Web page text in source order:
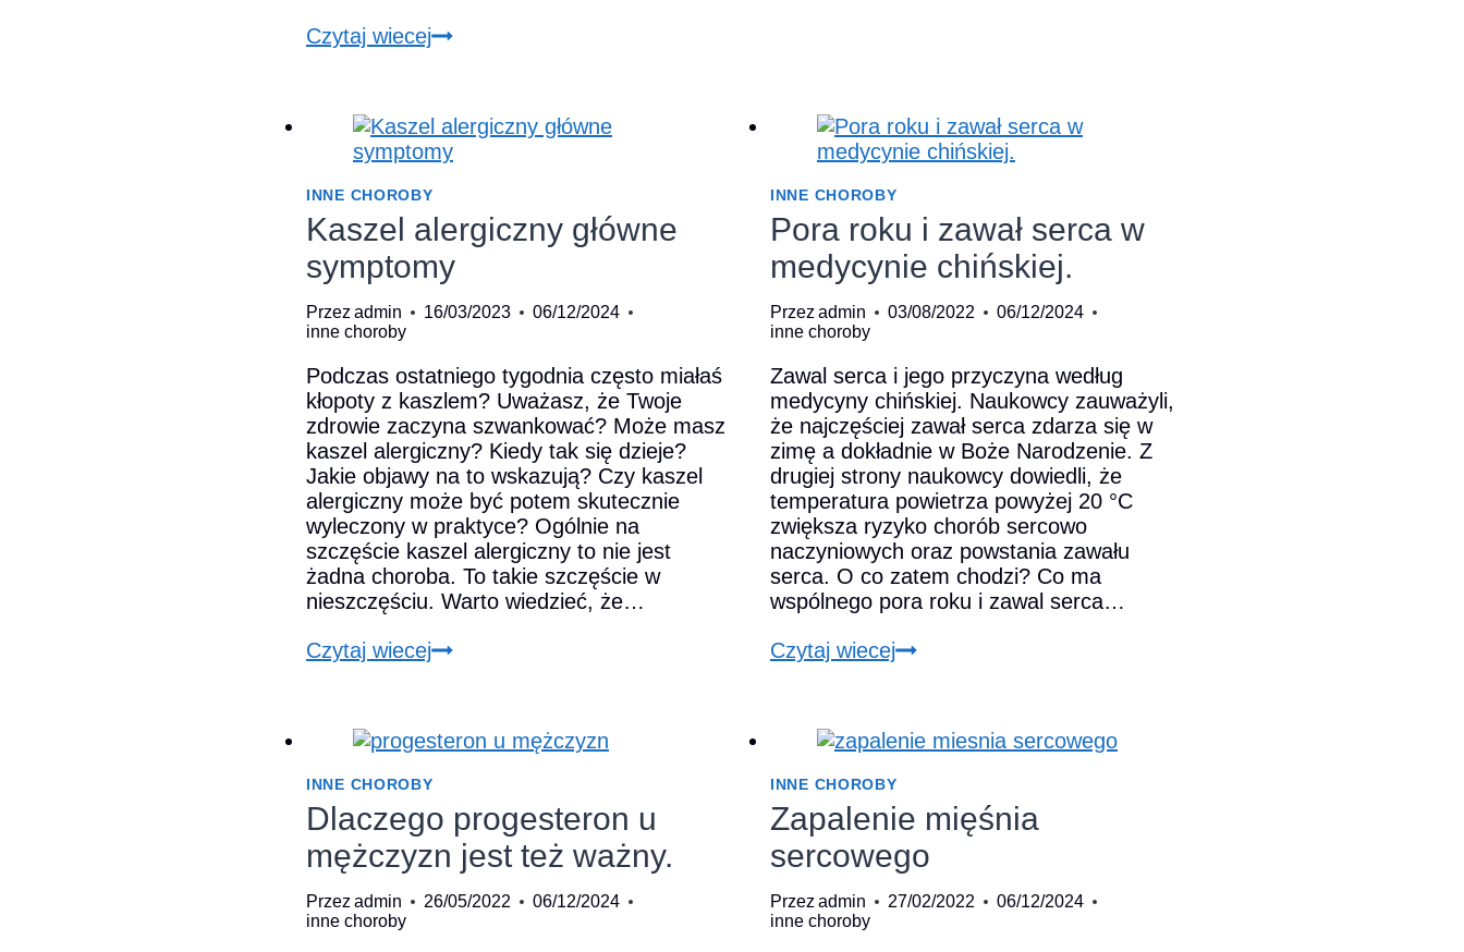
Czytaj wiecejZmęczenie
i
skuteczne
może
być
chorób?
INNE CHOROBY
Kaszel alergiczny główne
symptomy
Przez admin 16/03/2023
06/12/2024
inne choroby
Podczas ostatniego tygodnia często miałaś
kłopoty z kaszlem? Uważasz, że Twoje
zdrowie zaczyna szwankować? Może masz
kaszel alergiczny? Kiedy tak się dzieje?
Jakie objawy na to wskazują? Czy kaszel
alergiczny może być potem skutecznie
wyleczony w praktyce? Ogólnie na
szczęście kaszel alergiczny to nie jest
żadna choroba. To takie szczęście w
nieszczęściu. Warto wiedzieć, że…
Czytaj wiecejKaszel
INNE CHOROBY
Pora roku i zawał serca w
medycynie chińskiej.
Przez admin 03/08/2022
06/12/2024
inne choroby
Zawal serca i jego przyczyna według
medycyny chińskiej. Naukowcy zauważyli,
że najczęściej zawał serca zdarza się w
zimę a dokładnie w Boże Narodzenie. Z
drugiej strony naukowcy dowiedli, że
temperatura powietrza powyżej 20 °C
zwiększa ryzyko chorób sercowo
naczyniowych oraz powstania zawału
serca. O co zatem chodzi? Co ma
wspólnego pora roku i zawal serca…
Czytaj wiecejPora
serca
chińskiej.
INNE CHOROBY
Dlaczego progesteron u
mężczyzn jest też ważny.
Przez admin 26/05/2022
06/12/2024
inne choroby
INNE CHOROBY
Zapalenie mięśnia
sercowego
Przez admin 27/02/2022
06/12/2024
inne choroby